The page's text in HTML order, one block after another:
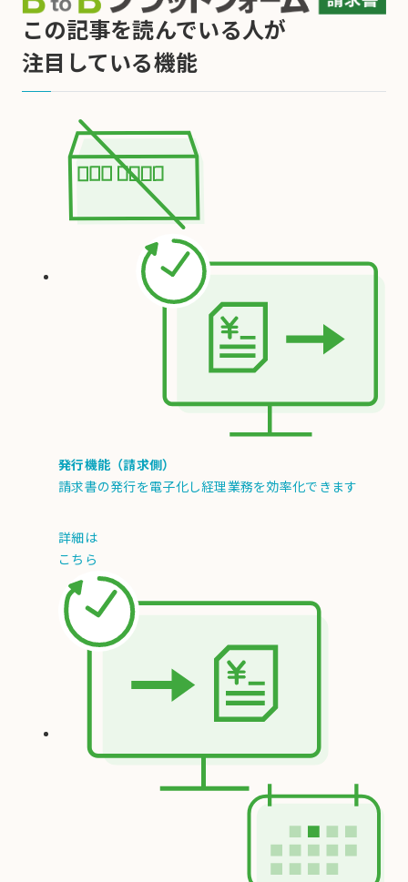
この記事を読んでいる人が
注目している機能
発行機能（請求側）
請求書の発行を電子化し経理業務を効率化できます
詳細は
こちら